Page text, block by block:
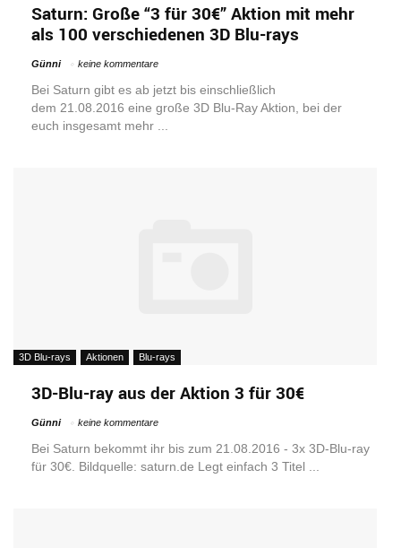
Saturn: Große “3 für 30€” Aktion mit mehr
als 100 verschiedenen 3D Blu-rays
Günni keine kommentare
Bei Saturn gibt es ab jetzt bis einschließlich
dem 21.08.2016 eine große 3D Blu-Ray Aktion, bei der
euch insgesamt mehr ...
3D Blu-rays Aktionen Blu-rays
3D-Blu-ray aus der Aktion 3 für 30€
Günni keine kommentare
Bei Saturn bekommt ihr bis zum 21.08.2016 - 3x 3D-Blu-ray
für 30€. Bildquelle: saturn.de Legt einfach 3 Titel ...